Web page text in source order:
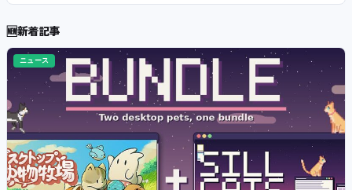
🆕新着記事
ニュース